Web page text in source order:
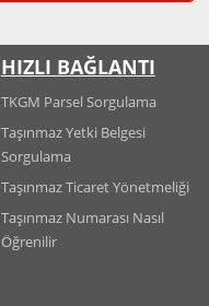
HIZLI BAĞLANTI
TKGM Parsel Sorgulama
Taşınmaz Yetki Belgesi
Sorgulama
Taşınmaz Ticaret Yönetmeliği
Taşınmaz Numarası Nasıl
Öğrenilir